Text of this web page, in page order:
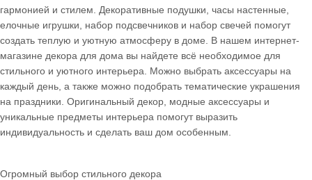
гармонией и стилем. Декоративные подушки, часы настенные,
елочные игрушки, набор подсвечников и набор свечей помогут
создать теплую и уютную атмосферу в доме. В нашем интернет-
магазине декора для дома вы найдете всё необходимое для
стильного и уютного интерьера. Можно выбрать аксессуары на
каждый день, а также можно подобрать тематические украшения
на праздники. Оригинальный декор, модные аксессуары и
уникальные предметы интерьера помогут выразить
индивидуальность и сделать ваш дом особенным.
Огромный выбор стильного декора